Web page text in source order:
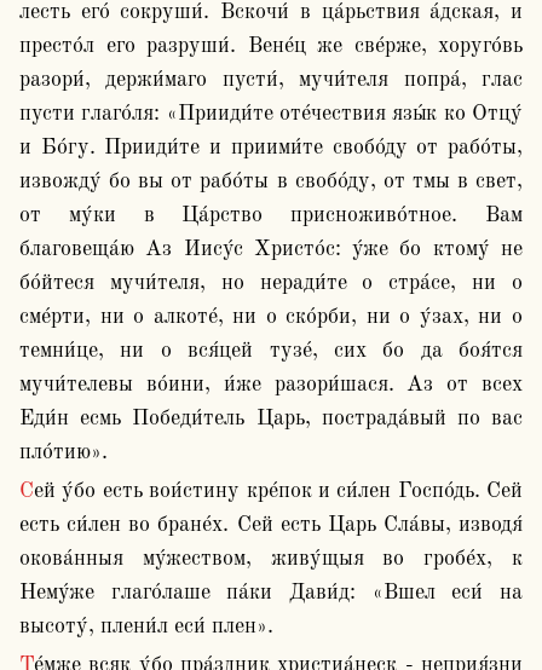
лесть его́ сокруши́. Вскочи́ в ца́рьствия а́дская, и
престо́л его разруши́. Вене́ц же све́рже, хоруго́вь
разори́, держи́маго пусти́, мучи́теля попра́, глас
пусти глаго́ля: «Прииди́те оте́чествия язы́к ко Отцу́
и Бо́гу. Прииди́те и приими́те свобо́ду от рабо́ты,
извожду́ бо вы от рабо́ты в свобо́ду, от тмы в свет,
от му́ки в Ца́рство присноживо́тное. Вам
благовеща́ю Аз Иису́с Христо́с: у́же бо ктому́ не
бо́йтеся мучи́теля, но неради́те о стра́се, ни о
сме́рти, ни о алкоте́, ни о ско́рби, ни о у́зах, ни о
темни́це, ни о вся́цей тузе́, сих бо да боя́тся
мучи́телевы во́ини, и́же разори́шася. Аз от всех
Еди́н есмь Победи́тель Царь, пострада́вый по вас
пло́тию».
Сей у́бо есть вои́стину кре́пок и си́лен Госпо́дь. Сей
есть си́лен во бране́х. Сей есть Царь Сла́вы, изводя́
окова́нныя му́жеством, живу́щыя во гробе́х, к
Нему́же глаго́лаше па́ки Дави́д: «Вшел еси́ на
высоту́, плени́л еси́ плен».
Те́мже всяк у́бо пра́здник христиа́неск - неприя́зни